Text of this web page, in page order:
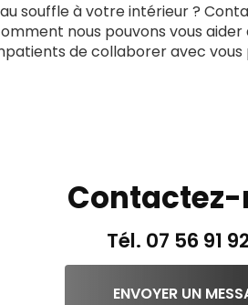
souffle à votre intérieur ?
nous pouvons vous
de collaborer avec
Tél. 07 56 91
ENVOYER UN